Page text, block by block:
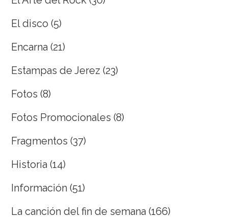
El disco (5)
Encarna (21)
Estampas de Jerez (23)
Fotos (8)
Fotos Promocionales (8)
Fragmentos (37)
Historia (14)
Información (51)
La canción del fin de semana (166)